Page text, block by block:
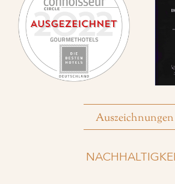
Auszeichnungen